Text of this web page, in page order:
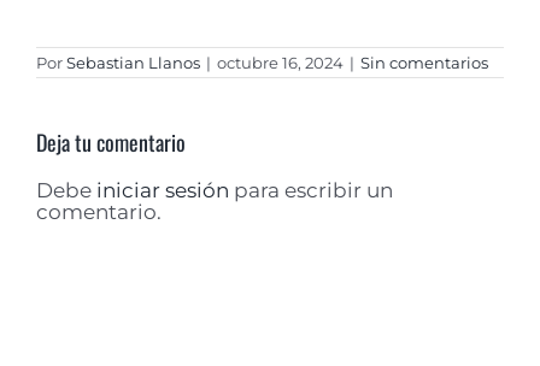
PorSebastian Llanos | octubre 16, 2024 | Sin comentarios
Deja tu comentario
Debe iniciar sesión para escribir un
comentario.